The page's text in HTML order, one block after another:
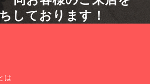
しております！
は